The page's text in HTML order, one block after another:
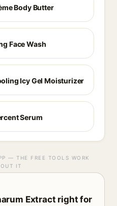
Body Butter
Face Wash
Icy Gel Moisturizer
Serum
— THE FREE TOOLS WORK
IT
Extract right for